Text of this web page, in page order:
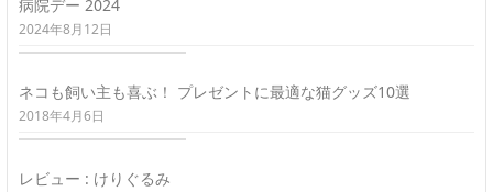
病院デー 2024
2024年8月12日
ネコも飼い主も喜ぶ！ プレゼントに最適な猫グッズ10選
2018年4月6日
レビュー : けりぐるみ